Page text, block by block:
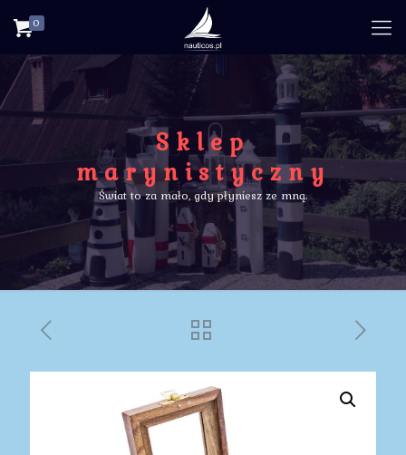
0
Sklep
marynistyczny
Świat to za mało, gdy płyniesz ze mną.